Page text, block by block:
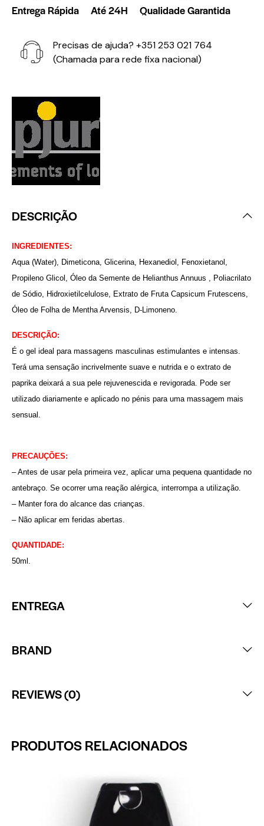
Entrega Rápida Até 24H Qualidade Garantida
Precisas de ajuda? +351 253 021 764
(Chamada para rede fixa nacional)
DESCRIÇÃO
INGREDIENTES:
Aqua (Water), Dimeticona, Glicerina, Hexanediol, Fenoxietanol,
Propileno Glicol, Óleo da Semente de Helianthus Annuus , Poliacrilato
de Sódio, Hidroxietilcelulose, Extrato de Fruta Capsicum Frutescens,
Óleo de Folha de Mentha Arvensis, D-Limoneno.
DESCRIÇÃO:
É o gel ideal para massagens masculinas estimulantes e intensas.
Terá uma sensação incrivelmente suave e nutrida e o extrato de
paprika deixará a sua pele rejuvenescida e revigorada. Pode ser
utilizado diariamente e aplicado no pénis para uma massagem mais
sensual.
PRECAUÇÕES:
– Antes de usar pela primeira vez, aplicar uma pequena quantidade no
antebraço. Se ocorrer uma reação alérgica, interrompa a utilização.
– Manter fora do alcance das crianças.
– Não aplicar em feridas abertas.
QUANTIDADE:
50ml.
ENTREGA
BRAND
REVIEWS (0)
PRODUTOS RELACIONADOS